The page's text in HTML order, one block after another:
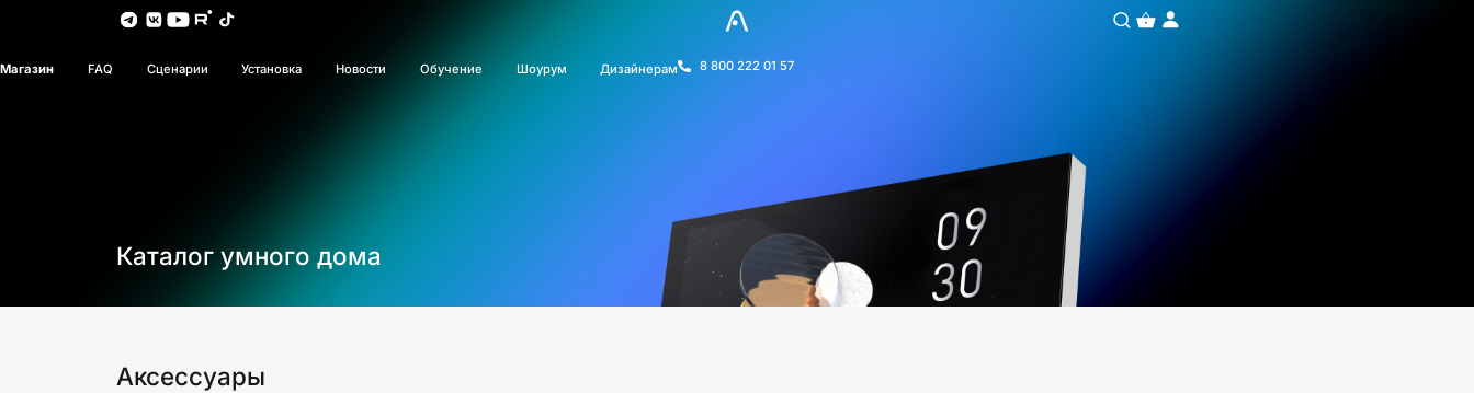
Магазин FAQ Сценарии Установка Новости Обучение Шоурум Дизайнерам 8 800 222 01 57
Каталог умного дома
Аксессуары